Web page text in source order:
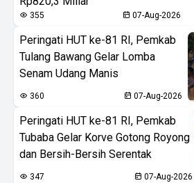
355 07-Aug-2026
Peringati HUT ke-81 RI, Pemkab
Tulang Bawang Gelar Lomba
Senam Udang Manis
360 07-Aug-2026
Peringati HUT ke-81 RI, Pemkab
Tubaba Gelar Korve Gotong Royong
dan Bersih-Bersih Serentak
347 07-Aug-2026